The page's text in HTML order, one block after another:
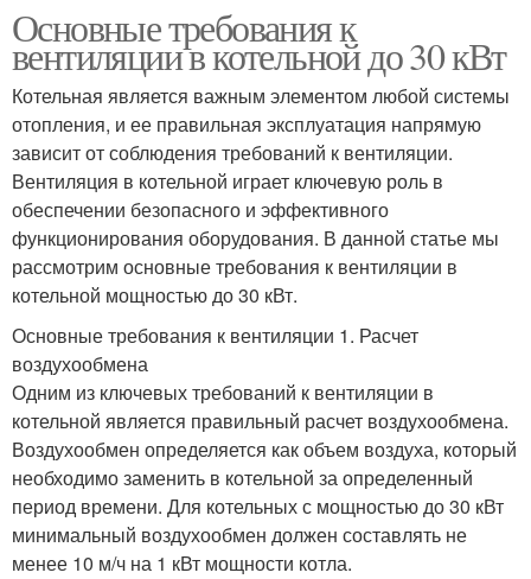
Основные требования к
вентиляции в котельной до 30 кВт
Котельная является важным элементом любой системы
отопления, и ее правильная эксплуатация напрямую
зависит от соблюдения требований к вентиляции.
Вентиляция в котельной играет ключевую роль в
обеспечении безопасного и эффективного
функционирования оборудования. В данной статье мы
рассмотрим основные требования к вентиляции в
котельной мощностью до 30 кВт.
Основные требования к вентиляции 1. Расчет
воздухообмена
Одним из ключевых требований к вентиляции в
котельной является правильный расчет воздухообмена.
Воздухообмен определяется как объем воздуха, который
необходимо заменить в котельной за определенный
период времени. Для котельных с мощностью до 30 кВт
минимальный воздухообмен должен составлять не
менее 10 м/ч на 1 кВт мощности котла.